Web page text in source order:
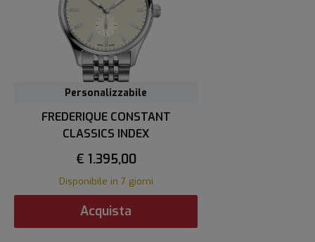
Personalizzabile
FREDERIQUE CONSTANT
CLASSICS INDEX
€ 1.395,00
Disponibile in 7 giorni
Acquista